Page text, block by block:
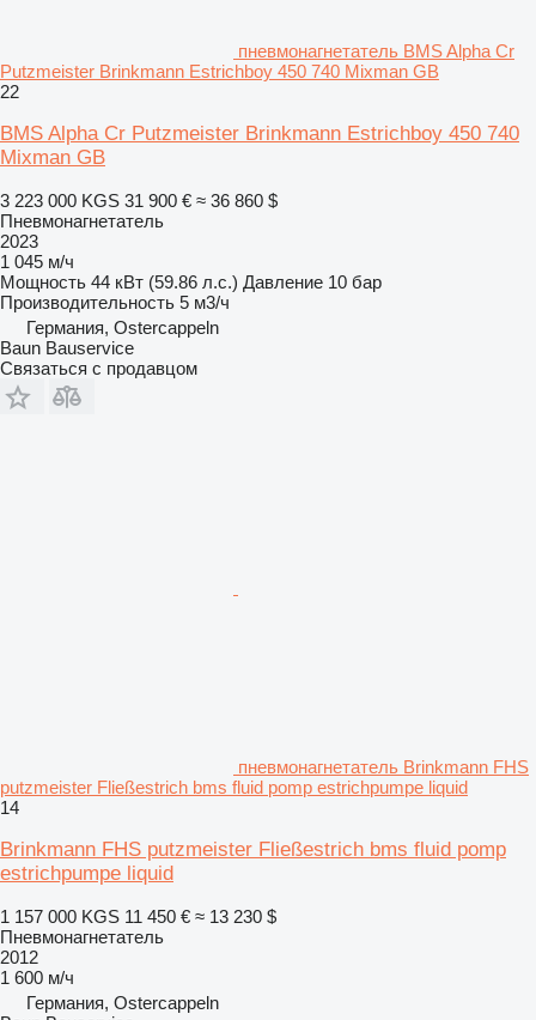
пневмонагнетатель BMS Alpha Cr
Putzmeister Brinkmann Estrichboy 450 740 Mixman GB
22
BMS Alpha Cr Putzmeister Brinkmann Estrichboy 450 740
Mixman GB
3 223 000 KGS 31 900 € ≈ 36 860 $
Пневмонагнетатель
2023
1 045 м/ч
Мощность 44 кВт (59.86 л.с.) Давление 10 бар
Производительность 5 м3/ч
Германия, Ostercappeln
Baun Bauservice
Связаться с продавцом
пневмонагнетатель Brinkmann FHS
putzmeister Fließestrich bms fluid pomp estrichpumpe liquid
14
Brinkmann FHS putzmeister Fließestrich bms fluid pomp
estrichpumpe liquid
1 157 000 KGS 11 450 € ≈ 13 230 $
Пневмонагнетатель
2012
1 600 м/ч
Германия, Ostercappeln